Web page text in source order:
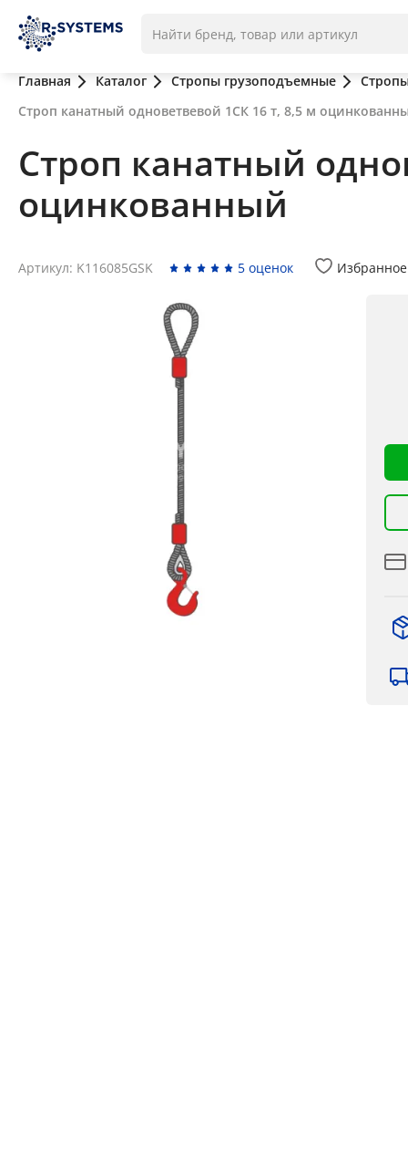
Главная Каталог Стропы грузоподъемные
Строп канатный одноветвевой 1СК 16 т, 8,5 м
Строп канатный
оцинкованный
Артикул: K116085GSK 5 оценок Избранное